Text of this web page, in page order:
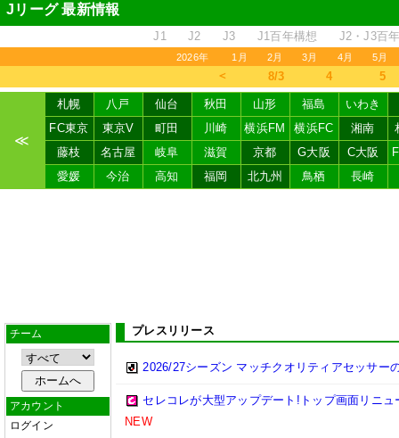
Jリーグ 最新情報
J1 J2 J3 J1百年構想 J2・J3百
2026年 1月 2月 3月 4月 5月
＜ 8/3 4 5
≪
札幌 八戸 仙台 秋田 山形 福島
いわき
FC東京
東京V 町田 川崎 横浜FM 横浜FC 湘南
藤枝
名古屋 岐阜 滋賀 京都 G大阪 C大阪
愛媛
今治 高知 福岡 北九州 鳥栖 長崎
チーム
アカウント
ログイン
プレスリリース
2026/27シーズン マッチクオリティアセッサー
セレコレが大型アップデート!トップ画面リニ
NEW